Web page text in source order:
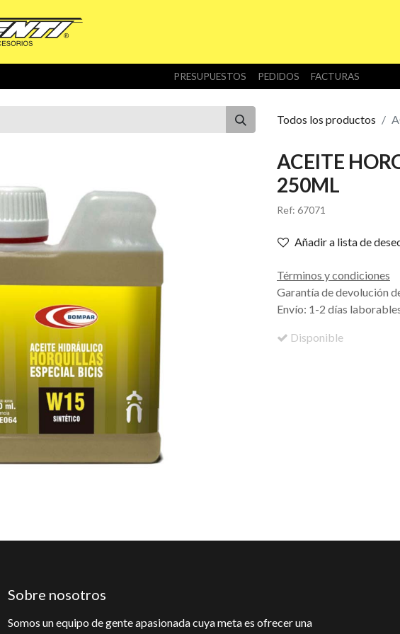
PRESUPUESTOS PEDIDOS FACTURAS
Todos los productos
ACEITE
250ML
Ref: 67071
Añadir a lista de
Términos y condiciones
Garantía de devolución
Envío: 1-2 días
Disponible
Sobre nosotros
Somos un equipo de gente apasionada cuya meta es ofrecer una